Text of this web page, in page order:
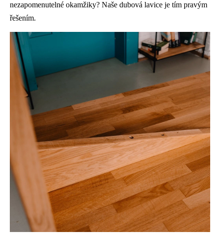
nezapomenutelné okamžiky? Naše dubová lavice je tím pravým
řešením.